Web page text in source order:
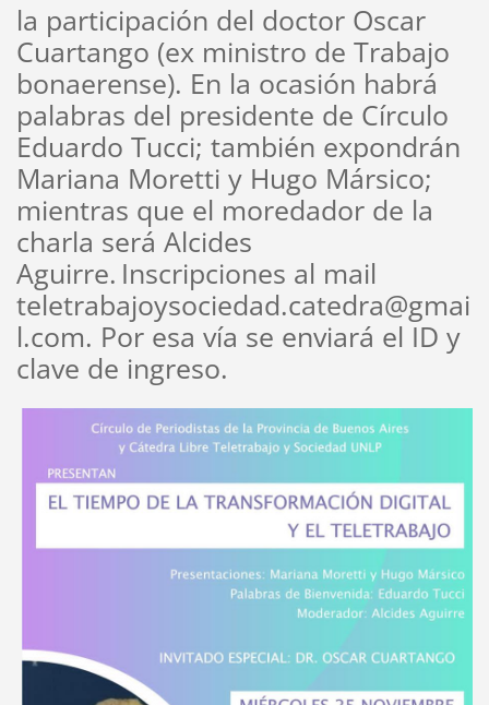
la participación del doctor Oscar
Cuartango (ex ministro de Trabajo
bonaerense). En la ocasión habrá
palabras del presidente de Círculo
Eduardo Tucci; también expondrán
Mariana Moretti y Hugo Mársico;
mientras que el moredador de la
charla será Alcides
Aguirre. Inscripciones al mail
teletrabajoysociedad.catedra@gmai
l.com. Por esa vía se enviará el ID y
clave de ingreso.